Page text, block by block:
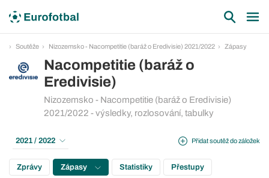
Soutěže Nizozemsko - Nacompetitie (baráž o Eredivisie) 2021/2022 Zápasy
Nacompetitie (baráž o
Eredivisie)
Nizozemsko - Nacompetitie (baráž o Eredivisie)
2021/2022 - výsledky, rozlosování, tabulky
Přidat soutěž do záložek
2021 / 2022
Zprávy Zápasy Statistiky Přestupy